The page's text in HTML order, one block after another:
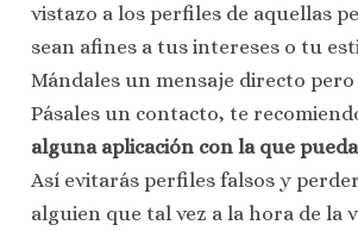
vistazo a los perfiles de aquellas
sean afines a tus intereses o tu
Mándales un mensaje directo pero
Pásales un contacto, te
alguna aplicación con la que
Así evitarás perfiles falsos y
alguien que tal vez a la hora de la